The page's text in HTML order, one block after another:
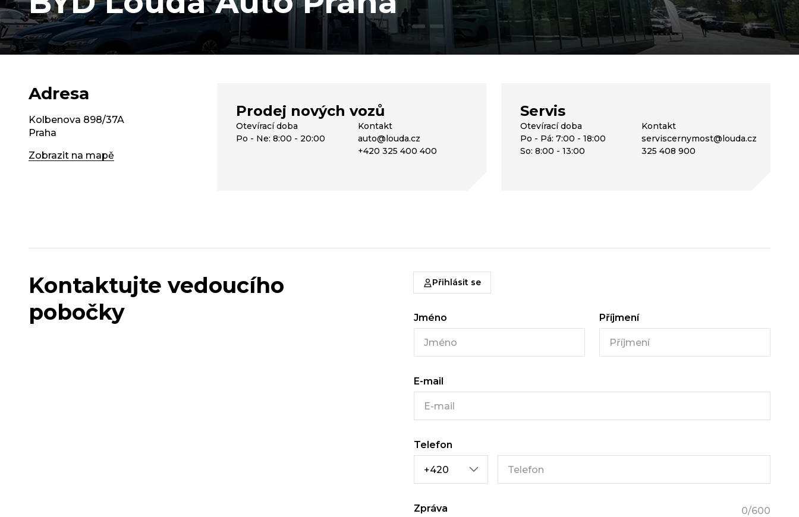
Adresa
Kolbenova 898/37A
Praha
Zobrazit na mapě
Prodej nových vozů
Otevírací doba
Po - Ne: 8:00 - 20:00
Kontakt
auto@louda.cz
+420 325 400 400
Servis
Otevírací doba
Po - Pá: 7:00 - 18:00
So: 8:00 - 13:00
Kontakt
serviscernymost@louda.cz
325 408 900
Kontaktujte vedoucího
pobočky
Přihlásit se
Jméno Příjmení
E-mail
Telefon
Zpráva 0/600